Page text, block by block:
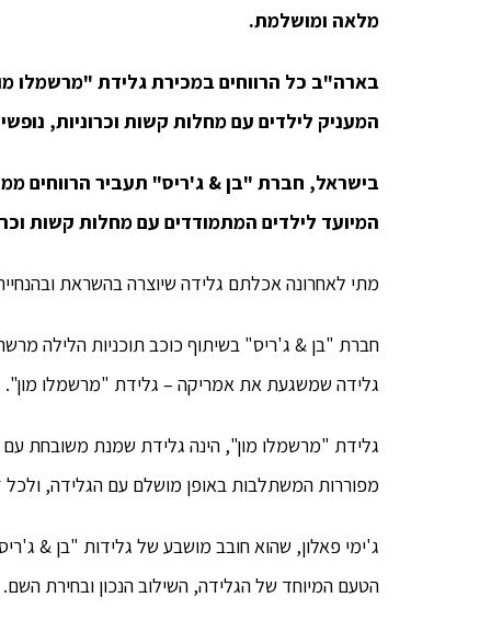
מלאה ומושלמת.
בארה"ב כל הרווחים במכירת גלידת "מרשמלו
המעניק לילדים עם מחלות קשות וכרוניות,
בישראל, חברת "בן & ג'ריס" תעביר הרווחים
המיועד לילדים המתמודדים עם מחלות קשות
מתי לאחרונה אכלתם גלידה שיוצרה בהשראת
גלידה שמשגעת את אמריקה – גלידת "מרשמלו מון".
מפוררות המשתלבות באופן מושלם עם הגלידה,
ג'ימי פאלון, שהוא חובב מושבע של גלידות "בן &
הטעם המיוחד של הגלידה, השילוב הנכון ובחירת השם.